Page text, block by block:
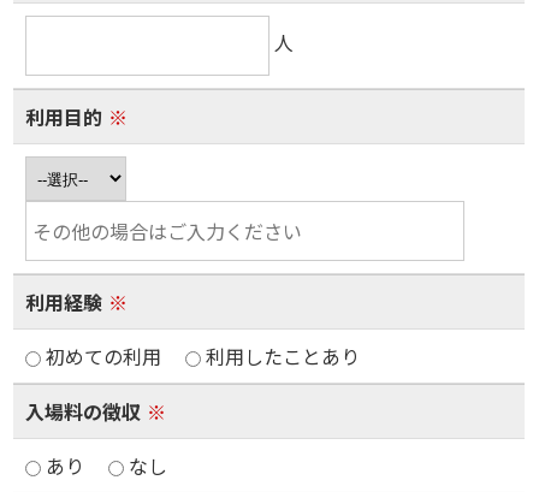
人
利用目的 ※
利用経験 ※
初めての利用
利用したことあり
入場料の徴収 ※
あり
なし